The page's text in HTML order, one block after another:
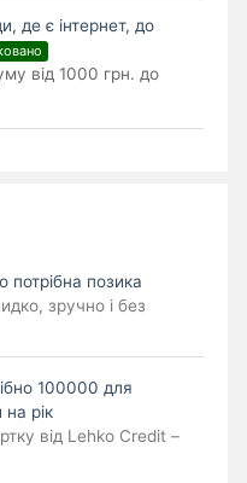
де є інтернет, до
від 1000 грн. до
потрібна позика
зручно і без
100000 для
рік
від Lehko Credit –